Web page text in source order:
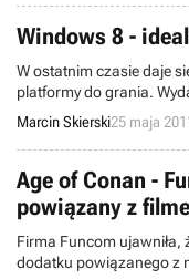
produkcji ostatecznie
Windows 8 -
W ostatnim czasie daje
platformy do grania.
Age of Empires Online to
stosunków. Swoje trzy
zdradzając, że wraz z
Microsoft położy na
Marcin Skierski25 maja
Age of Conan -
powiązany z
Firma Funcom ujawniła,
dodatku powiązanego z